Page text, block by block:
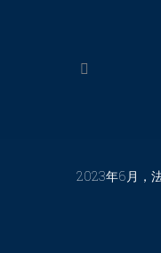
Search:
2023年6月，